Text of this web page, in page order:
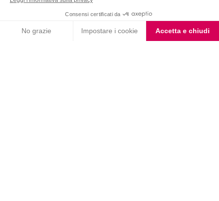
Nutrition & Sante' Italia Spa
via Gioacchino Rossini 1/A